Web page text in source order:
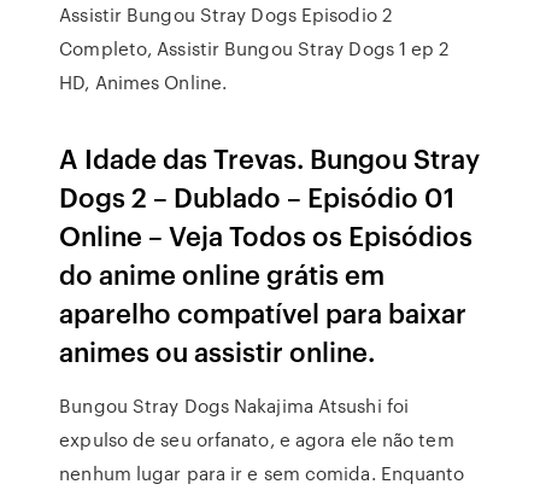
Assistir Bungou Stray Dogs Episodio 2
Completo, Assistir Bungou Stray Dogs 1 ep 2
HD, Animes Online.
A Idade das Trevas. Bungou Stray
Dogs 2 – Dublado – Episódio 01
Online – Veja Todos os Episódios
do anime online grátis em
aparelho compatível para baixar
animes ou assistir online.
Bungou Stray Dogs Nakajima Atsushi foi
expulso de seu orfanato, e agora ele não tem
nenhum lugar para ir e sem comida. Enquanto